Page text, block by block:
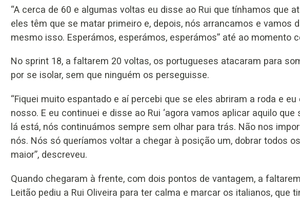
“A cerca de 60 e algumas voltas eu disse ao Rui que tínhamos que
eles têm que se matar primeiro e, depois, nós arrancamos e vamos
mesmo isso. Esperámos, esperámos, esperámos” até ao momento
No sprint 18, a faltarem 20 voltas, os portugueses atacaram para
por se isolar, sem que ninguém os perseguisse.
“Fiquei muito espantado e aí percebi que se eles abriram a roda e
nosso. E eu continuei e disse ao Rui ‘agora vamos aplicar aquilo que
lá está, nós continuámos sempre sem olhar para trás. Não nos
nós. Nós só queríamos voltar a chegar à posição um, dobrar todos
maior”, descreveu.
Quando chegaram à frente, com dois pontos de vantagem, a
Leitão pediu a Rui Oliveira para ter calma e marcar os italianos, que